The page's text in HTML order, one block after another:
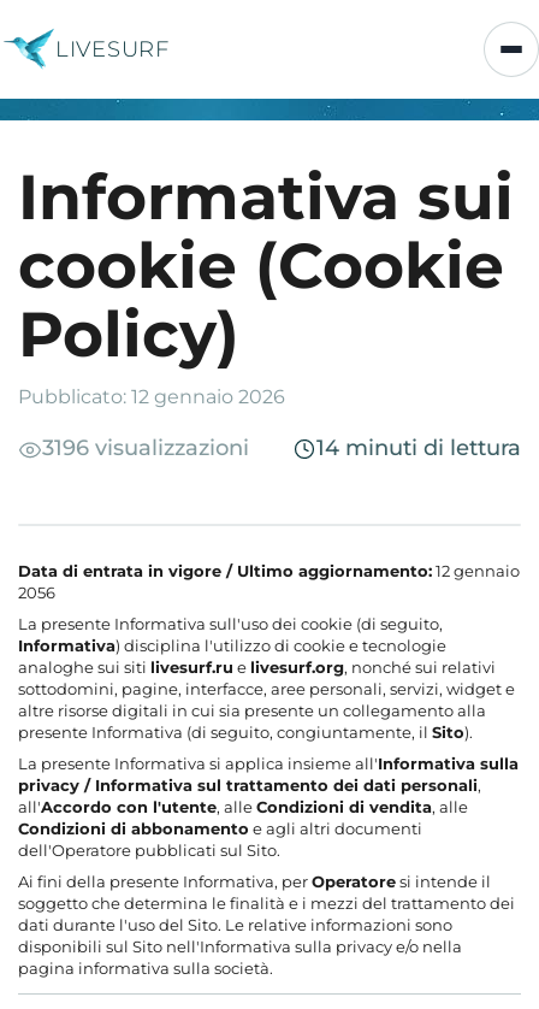
LIVESURF
Informativa sui
cookie (Cookie
Policy)
Pubblicato: 12 gennaio 2026
3196 visualizzazioni 14 minuti di lettura
Data di entrata in vigore / Ultimo aggiornamento:12 gennaio
2056
La presente Informativa sull'uso dei cookie (di seguito,
Informativa) disciplina l'utilizzo di cookie e tecnologie
analoghe sui siti livesurf.ru e livesurf.org, nonché sui relativi
sottodomini, pagine, interfacce, aree personali, servizi, widget e
altre risorse digitali in cui sia presente un collegamento alla
presente Informativa (di seguito, congiuntamente, il Sito).
La presente Informativa si applica insieme all'Informativa sulla
privacy / Informativa sul trattamento dei dati personali,
all'Accordo con l'utente, alleCondizioni di vendita, alle
Condizioni di abbonamento e agli altri documenti
dell'Operatore pubblicati sul Sito.
Ai fini della presente Informativa, perOperatoresi intende il
soggetto che determina le finalità e i mezzi del trattamento dei
dati durante l'uso del Sito. Le relative informazioni sono
disponibili sul Sito nell'Informativa sulla privacy e/o nella
pagina informativa sulla società.